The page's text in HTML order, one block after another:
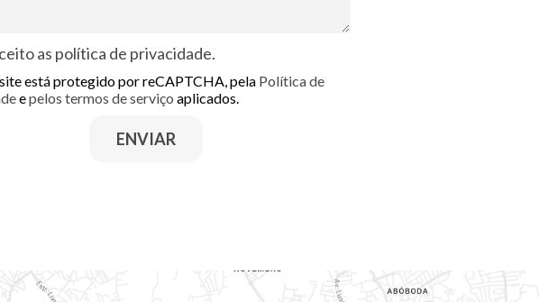
as política de privacidade.
está protegido por reCAPTCHA, pela Política de
epelos termos de serviço aplicados.
ENVIAR